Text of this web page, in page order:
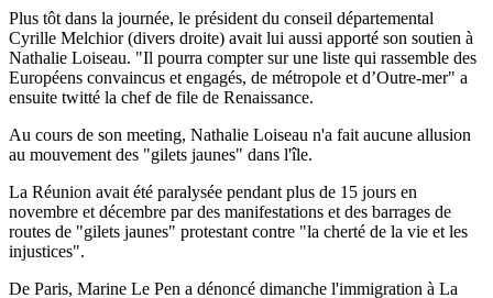
Plus tôt dans la journée, le président du conseil départemental
Cyrille Melchior (divers droite) avait lui aussi apporté son soutien à
Nathalie Loiseau. "Il pourra compter sur une liste qui rassemble des
Européens convaincus et engagés, de métropole et d’Outre-mer" a
ensuite twitté la chef de file de Renaissance.
Au cours de son meeting, Nathalie Loiseau n'a fait aucune allusion
au mouvement des "gilets jaunes" dans l'île.
La Réunion avait été paralysée pendant plus de 15 jours en
novembre et décembre par des manifestations et des barrages de
routes de "gilets jaunes" protestant contre "la cherté de la vie et les
injustices".
De Paris, Marine Le Pen a dénoncé dimanche l'immigration à La